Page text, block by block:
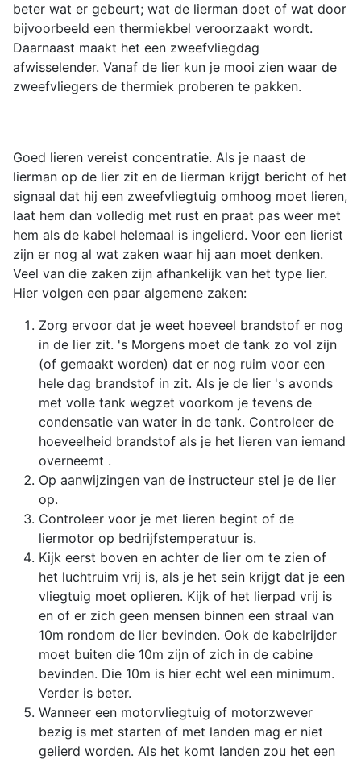
beter wat er gebeurt; wat de lierman doet of wat door
bijvoorbeeld een thermiekbel veroorzaakt wordt.
Daarnaast maakt het een zweefvliegdag
afwisselender. Vanaf de lier kun je mooi zien waar de
zweefvliegers de thermiek proberen te pakken.
Goed lieren vereist concentratie. Als je naast de
lierman op de lier zit en de lierman krijgt bericht of het
signaal dat hij een zweefvliegtuig omhoog moet lieren,
laat hem dan volledig met rust en praat pas weer met
hem als de kabel helemaal is ingelierd. Voor een lierist
zijn er nog al wat zaken waar hij aan moet denken.
Veel van die zaken zijn afhankelijk van het type lier.
Hier volgen een paar algemene zaken:
Zorg ervoor dat je weet hoeveel brandstof er nog
in de lier zit. 's Morgens moet de tank zo vol zijn
(of gemaakt worden) dat er nog ruim voor een
hele dag brandstof in zit. Als je de lier 's avonds
met volle tank wegzet voorkom je tevens de
condensatie van water in de tank. Controleer de
hoeveelheid brandstof als je het lieren van iemand
overneemt .
Op aanwijzingen van de instructeur stel je de lier
op.
Controleer voor je met lieren begint of de
liermotor op bedrijfstemperatuur is.
Kijk eerst boven en achter de lier om te zien of
het luchtruim vrij is, als je het sein krijgt dat je een
vliegtuig moet oplieren. Kijk of het lierpad vrij is
en of er zich geen mensen binnen een straal van
10m rondom de lier bevinden. Ook de kabelrijder
moet buiten die 10m zijn of zich in de cabine
bevinden. Die 10m is hier echt wel een minimum.
Verder is beter.
Wanneer een motorvliegtuig of motorzwever
bezig is met starten of met landen mag er niet
gelierd worden. Als het komt landen zou het een